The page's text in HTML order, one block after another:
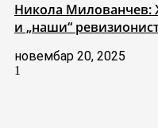
Никола Милованчев:
и „наши“
новембар 20, 2025